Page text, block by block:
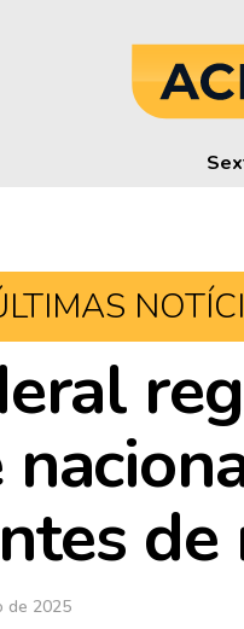
de
de 2025